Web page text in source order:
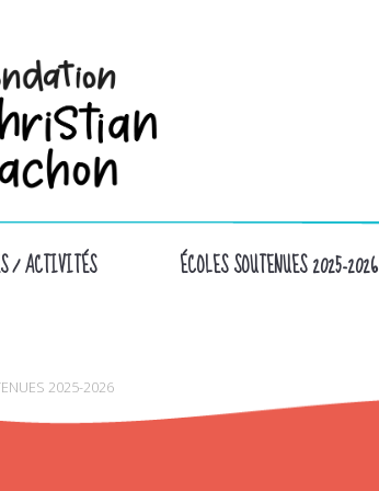
/ ACTIVITÉS ÉCOLES SOUTENUES 2025-2026
2025-2026